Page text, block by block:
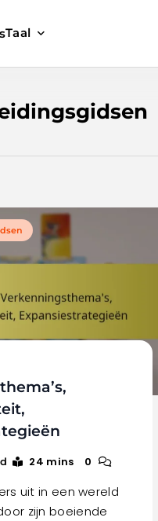
Taal
24 mins 0
uit in een wereld
zijn boeiende